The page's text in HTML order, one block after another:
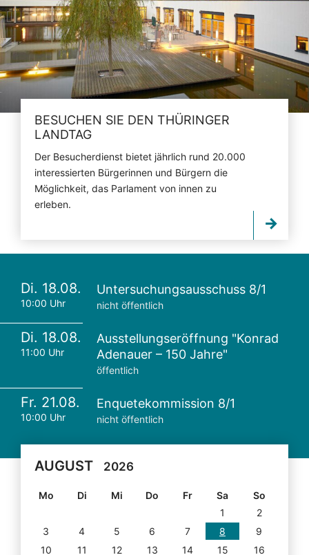
BESUCHEN SIE DEN THÜRINGER
LANDTAG
Der Besucherdienst bietet jährlich rund 20.000
interessierten Bürgerinnen und Bürgern die
Möglichkeit, das Parlament von innen zu
erleben.
Di. 18.08.
10:00 Uhr
Untersuchungsausschuss 8/1
nicht öffentlich
Di. 18.08.
11:00 Uhr
Ausstellungseröffnung "Konrad
Adenauer – 150 Jahre"
öffentlich
Fr. 21.08.
10:00 Uhr
Enquetekommission 8/1
nicht öffentlich
AUGUST 2026
Mo Di Mi Do Fr Sa
So
1
2
3
4 5 6 7 8
9
10
11 12 13 14 15 16